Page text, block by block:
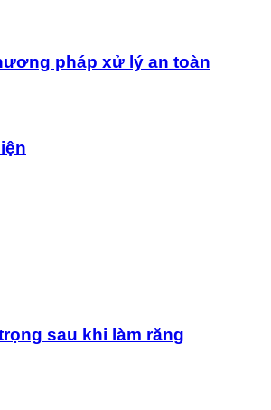
pháp xử lý an toàn
sau khi làm răng